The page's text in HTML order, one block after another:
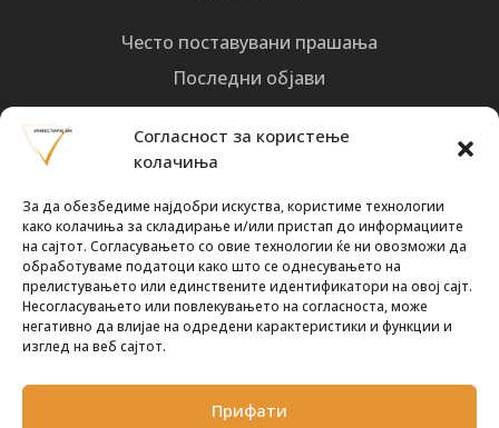
Согласност за користење
колачиња
За да обезбедиме најдобри искуства, користиме технологии
како колачиња за складирање и/или пристап до информациите
на сајтот. Согласувањето со овие технологии ќе ни овозможи да
обработуваме податоци како што се однесувањето на
прелистувањето или единствените идентификатори на овој сајт.
Несогласувањето или повлекувањето на согласноста, може
негативно да влијае на одредени карактеристики и функции и
изглед на веб сајтот.
Прифати
Често поставувани прашања
Последни објави
Најнови вести
Претплати се за новости